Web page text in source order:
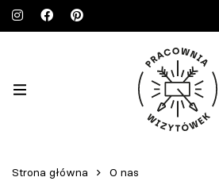
Strona główna O nas